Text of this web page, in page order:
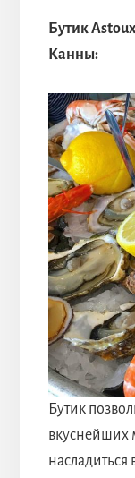
Бутик
Канны:
Бутик
вкуснейших
насладиться